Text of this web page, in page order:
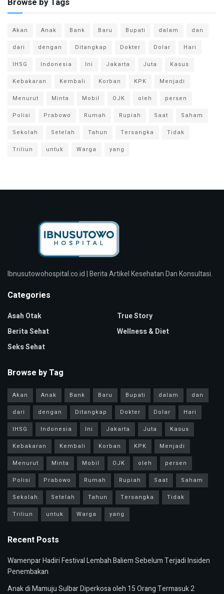
Akan Anak Bank Baru Bupati dalam
dan
dari
dengan Ditangkap Dokter Dolar
Hari
IHSG
Indonesia Ini Jakarta Juta
Kasus
Kebakaran
Kembali Korban KPK
Menjadi
Menurut
Minta Mobil OJK oleh
persen
Polisi
Prabowo Rumah Rupiah Saat
Saham
Sekolah
Setelah Tahun Tersangka
Tidak
Triliun
untuk Warga yang
Ibnusutowohospital.co.id | Berita Artikel Kesehatan Dan Konsultasi.
Categories
Asah Otak
Berita Sehat
Seks Sehat
True Story
Wellness & Diet
Browse by Tag
Akan Anak Bank Baru Bupati dalam
dan
dari
dengan Ditangkap Dokter Dolar
Hari
IHSG
Indonesia Ini Jakarta Juta
Kasus
Kebakaran
Kembali Korban KPK
Menjadi
Menurut
Minta Mobil OJK oleh
persen
Polisi
Prabowo Rumah Rupiah Saat
Saham
Sekolah
Setelah Tahun Tersangka
Tidak
Triliun
untuk Warga yang
Recent Posts
Wamenpar Hadiri Festival Lembah Baliem Sebelum Terjadi Insiden
Penembakan
Anak di Mamuju Sulbar Diperkosa oleh 15 Orang Termasuk 2